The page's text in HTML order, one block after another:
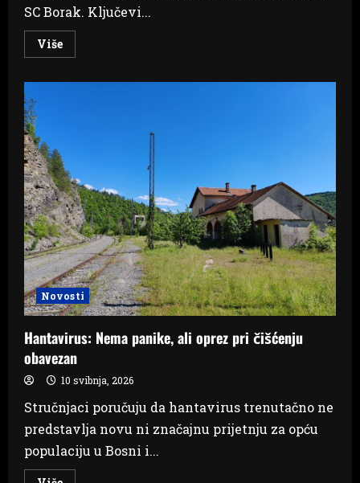
SC Borak. Ključevi...
VišeRead
more
vlasnika
u
SC
Borak
Novosti
Hantavirus: Nema panike, ali oprez pri čišćenju
obavezan
10 svibnja, 2026
Stručnjaci poručuju da hantavirus trenutačno ne
predstavlja novu ni značajnu prijetnju za opću
populaciju u Bosni i...